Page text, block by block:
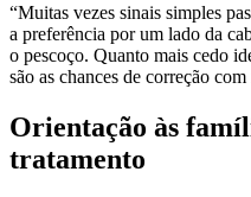
“Muitas vezes sinais simples
a preferência por um lado da
o pescoço. Quanto mais cedo
são as chances de correção
Orientação às
tratamento